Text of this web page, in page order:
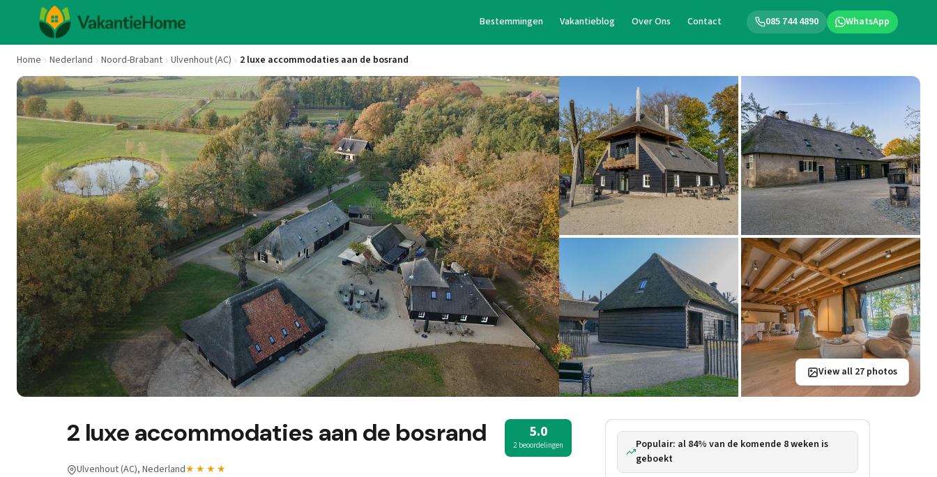
085 744 4890 WhatsApp
Bestemmingen Vakantieblog Over Ons Contact
Home Nederland Noord-Brabant Ulvenhout (AC) 2 luxe accommodaties aan de bosrand
View all 27 photos
2 luxe accommodaties aan de bosrand 5.0
2 beoordelingen
Ulvenhout (AC), Nederland★★★★
Populair: al 84% van de komende 8 weken is
geboekt